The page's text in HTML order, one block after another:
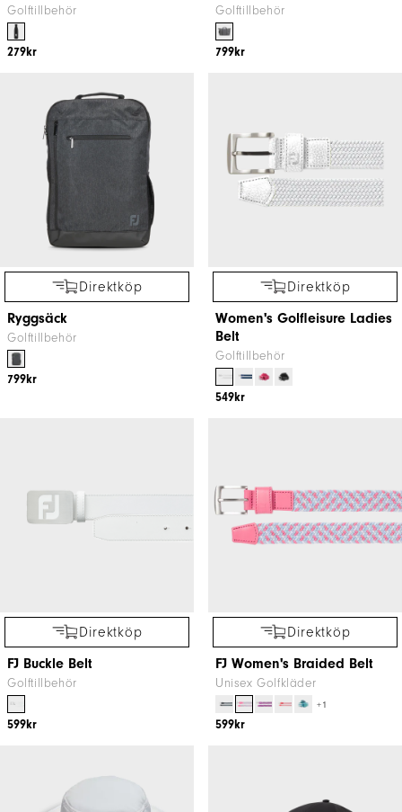
Golftillbehör
279kr
Golftillbehör
799kr
Direktköp
Ryggsäck
Golftillbehör
799kr
Direktköp
Women's Golfleisure Ladies
Belt
Golftillbehör
549kr
Direktköp
FJ Buckle Belt
Golftillbehör
599kr
Direktköp
FJ Women's Braided Belt
Unisex Golfkläder
+1
599kr